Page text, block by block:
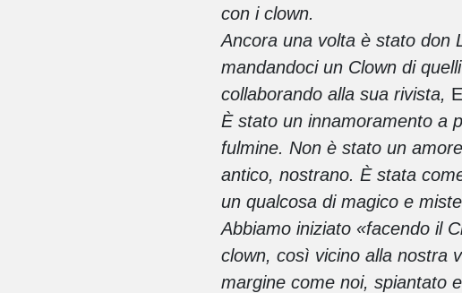
con i clown.
Ancora una volta è stato don
mandandoci un Clown di
collaborando alla sua rivista,
È stato un innamoramento a
fulmine. Non è stato un
antico, nostrano. È stata
un qualcosa di magico e
Abbiamo iniziato «facendo il
clown, così vicino alla nostra
margine come noi, spiantato